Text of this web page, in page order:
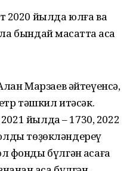
йылда юлға ваҡ
бындай маҡсатта аҡса
Марзаев әйтеүенсә,
тәшкил итәсәк.
йылда – 1730, 2022
төҙөкләндереү
бүлгән аҡсаға